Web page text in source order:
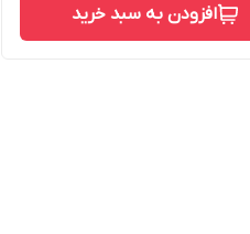
افزودن به سبد خرید